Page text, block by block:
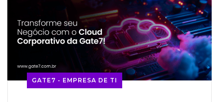
GATE7 - EMPRESA DE TI